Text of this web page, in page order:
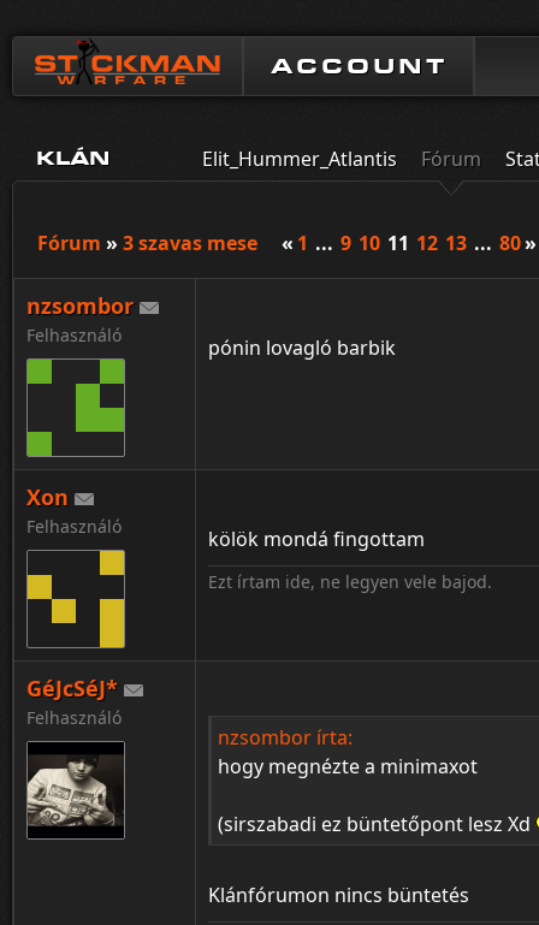
ACCOUNT
KLÁN Elit_Hummer_Atlantis Fórum
Fórum » 3 szavas mese « 1 ... 9 10 11 12 13 ... 80»
nzsombor
Felhasználó pónin lovagló barbik
Xon
Felhasználó kölök mondá fingottam
Ezt írtam ide, ne legyen vele bajod.
GéJcSéJ*
Felhasználó
nzsombor írta:
hogy megnézte a minimaxot
(sirszabadi ez büntetőpont lesz Xd
Klánfórumon nincs büntetés